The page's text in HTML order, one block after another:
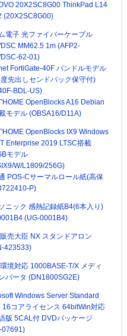
20X2SC8G00 ThinkPad L14
(20X2SC8G00)
電子 光ファイバーケーブル
MM62.5 1m (AFP2-
DSC-62-01)
FortiGate-40F バンドルモデル
先出しセンドバック保守付)
BDL-US)
OpenBlocks A16 Debian
モデル (OBSA16/D11A)
OpenBlocks IX9 Windows
Enterprise 2019 LTSC搭載
モデル
W/L1809/256G)
POS-Cサーマルロール紙(高保
P)
ニック 感熱記録紙B4(6本入り)
(UG-0001B4)
売大臣 NX スタンドアロン
423533)
境対応 1000BASE-T/X メディ
バータ (DN1800SG2E)
Windows Server Standard
16コアライセンス 64bitWin対応
版 5CAL付 DVDパッケージ
07691)